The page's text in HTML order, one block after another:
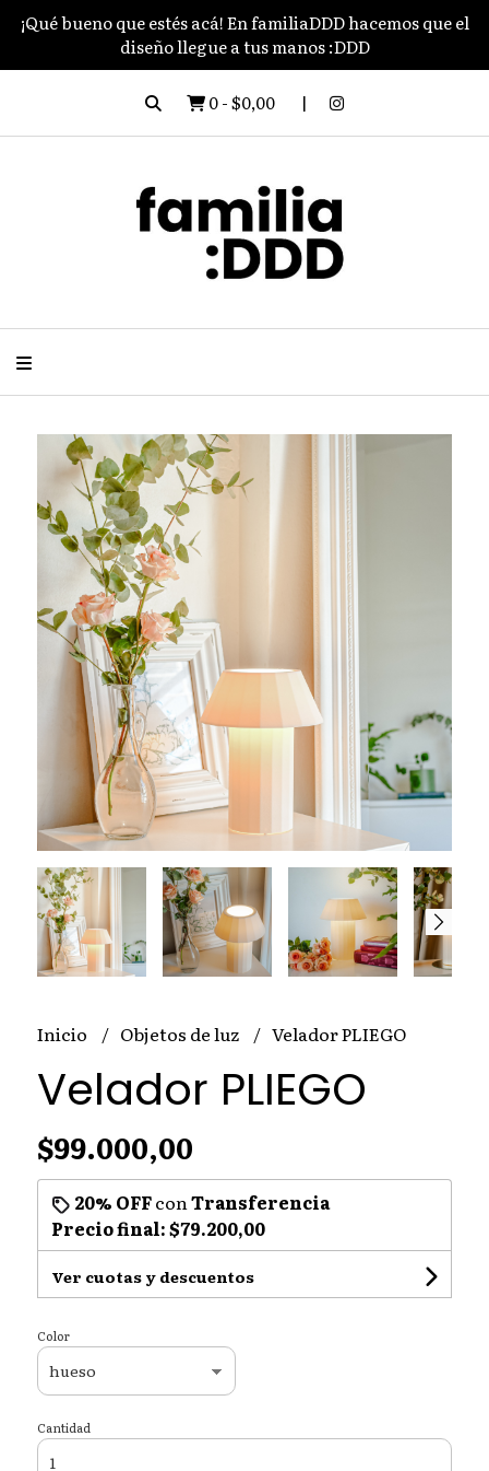
¡Qué bueno que estés acá! En familiaDDD hacemos que el
diseño llegue a tus manos :DDD
0-$0,00
Inicio Objetos de luz Velador PLIEGO
Velador PLIEGO
$99.000,00
20% OFFcon Transferencia
Precio final:$79.200,00
Ver cuotas y descuentos
Color
Cantidad